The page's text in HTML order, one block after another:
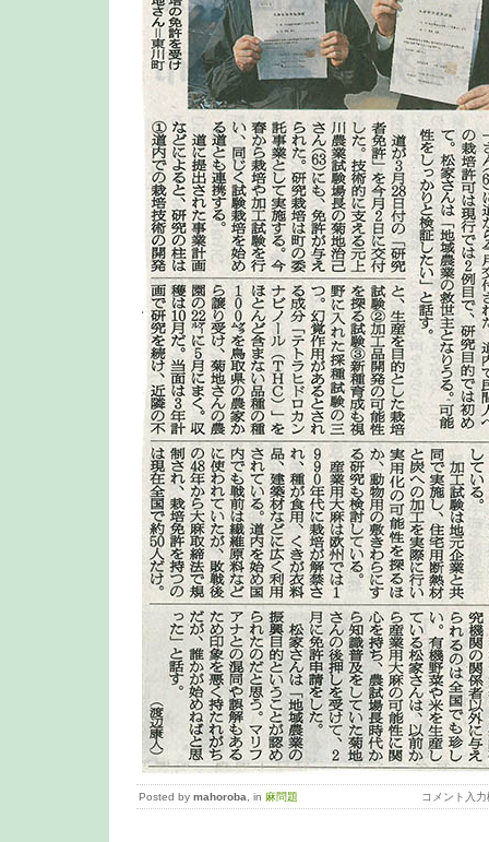
Posted by mahoroba , in 麻問題 コメント入力